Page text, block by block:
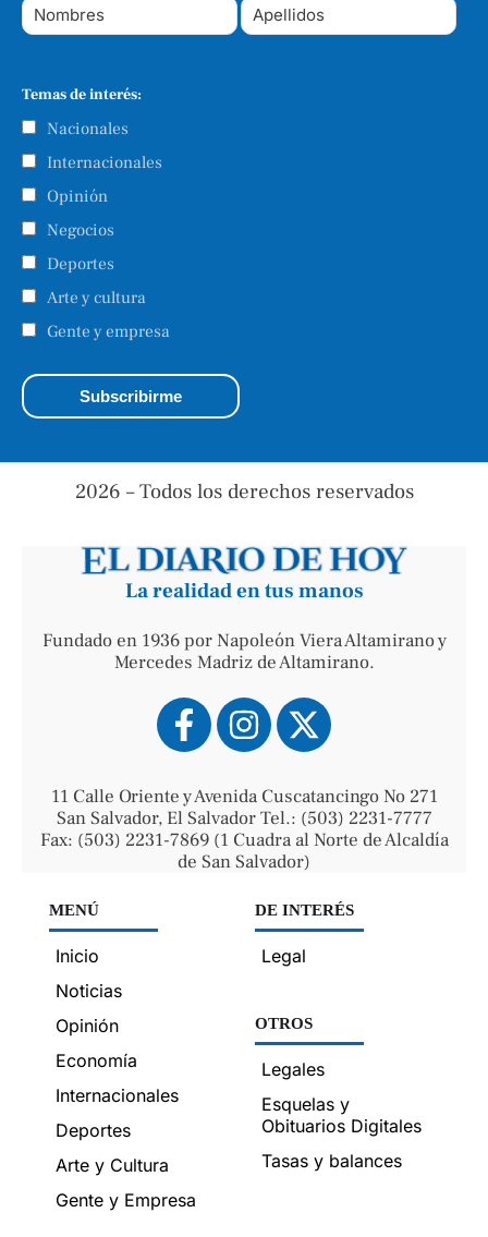
Temas de interés:
Nacionales
Internacionales
Opinión
Negocios
Deportes
Arte y cultura
Gente y empresa
2026 – Todos los derechos reservados
La realidad en tus manos
Fundado en 1936 por Napoleón Viera Altamirano y
Mercedes Madriz de Altamirano.
11 Calle Oriente y Avenida Cuscatancingo No 271
San Salvador, El Salvador Tel.: (503) 2231-7777
Fax: (503) 2231-7869 (1 Cuadra al Norte de Alcaldía
de San Salvador)
MENÚ
Inicio
Noticias
Opinión
Economía
Internacionales
Deportes
Arte y Cultura
Gente y Empresa
DE INTERÉS
Legal
OTROS
Legales
Esquelas y
Obituarios Digitales
Tasas y balances